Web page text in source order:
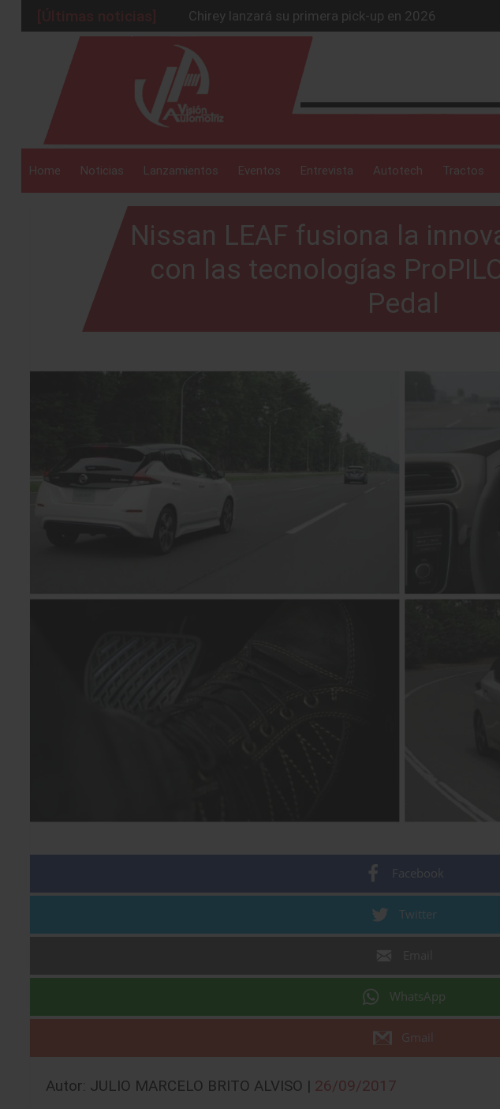
[Últimas noticias]
Chirey lanzará su primera pick-up en 2026
BMW Z4 Edición Final: un adiós exclusivo
Ford Edge Híbrida: la SUV que evoluciona
Mazda Santa Project crece
Será 2026, año de evolución profunda: Peñafiel
Home Noticias Lanzamientos Eventos Entrevista Autotech Tractos
Nissan LEAF fusiona la
con las tecnologías
Pedal
Facebook
Twitter
WhatsApp
Gmail
Autor: JULIO MARCELO BRITO ALVISO | 26/09/2017